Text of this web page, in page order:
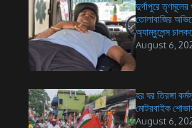
দুর্গাপুরে
তোলাবাজির
অ্যাম্বুলেন্স
August 6,
হর ঘর তিরঙ্গা
মোটরবাইক
August 6,